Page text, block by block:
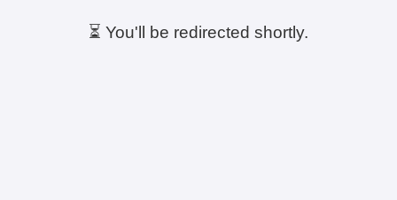
⏳ You'll be redirected shortly.